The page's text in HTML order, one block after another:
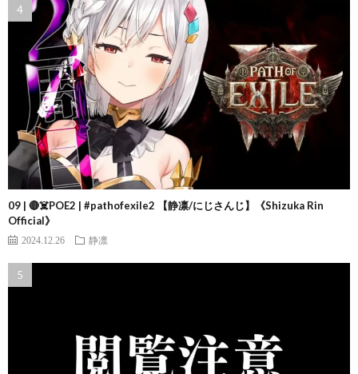
09 | 🔴☠️POE2 | #pathofexile2 【静凛/にじさんじ】《Shizuka Rin
Official》
2024.12.26 静凛